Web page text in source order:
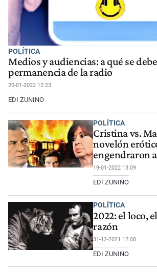
POLÍTICA
Medios y audiencias: a qué se
permanencia de la radio
20-01-2022 12:23
EDI ZUNINO
POLÍTICA
Cristina vs.
novelón
engendraron
19-01-2022 13:09
EDI ZUNINO
POLÍTICA
2022: el loco,
razón
31-12-2021 12:00
EDI ZUNINO